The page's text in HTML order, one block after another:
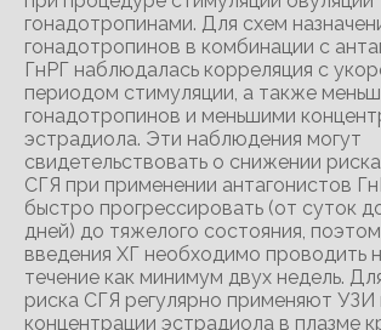
гонадотропинами. Для схем
гонадотропинов в комбинации с
ГнРГ наблюдалась корреляция с
периодом стимуляции, а также
гонадотропинов и меньшими
эстрадиола. Эти наблюдения могут
свидетельствовать о снижении
СГЯ при применении антагонистов
быстро прогрессировать (от суток
дней) до тяжелого состояния,
введения ХГ необходимо проводить
течение как минимум двух недель.
риска СГЯ регулярно применяют УЗИ
концентрации эстрадиола в плазме